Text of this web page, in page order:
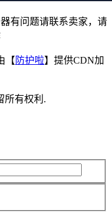
有问题请联系卖家，请
【 防护啦】提供CDN加
所有权利.